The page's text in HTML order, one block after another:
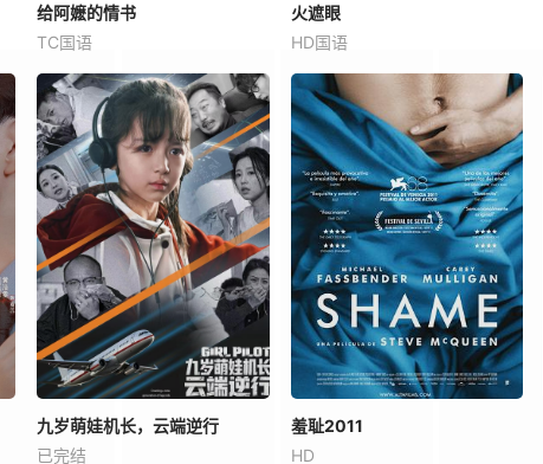
给阿嬷的情书
TC国语
火遮眼
HD国语
九岁萌娃机长，云端逆行
已完结
羞耻2011
HD